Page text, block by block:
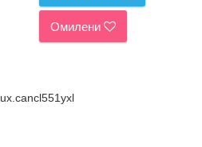
Омилени
ux.cancl551yxl